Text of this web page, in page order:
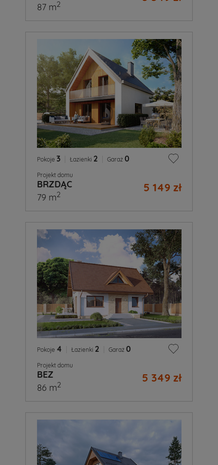
87 m2
Pokoje 3 Łazienki 2 Garaż 0
Projekt domu
BRZDĄC 5 149 zł
79 m2
Pokoje 4 Łazienki 2 Garaż 0
Projekt domu
BEZ 5 349 zł
86 m2